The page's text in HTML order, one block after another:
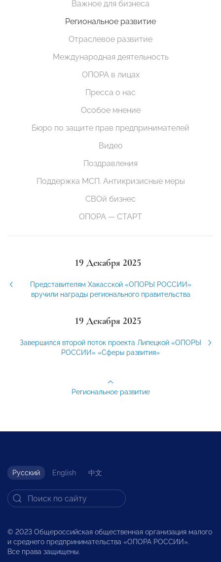
Важное для бизнеса
Региональное развитие
Отраслевое развитие
Международная деятельность
ОПОРА в лицах
Пресса о нас
Особое мнение
Бюро по защите прав предпринимателей
Видео
Поздравления
Поддержка МСП. Антикризисные меры
СВОй бизнес
ОПОРА — СТАРТ
19 Декабря 2025
Представителям Хакасской «ОПОРЫ РОССИИ»
вручили награды регионального правительства
19 Декабря 2025
Завершился второй поток проекта Липецкой «ОПОРЫ
РОССИИ» «Сферы развития»
Региональное развитие
Русский English 中文
© 2023 Общероссийская общественная организация малого
и среднего предпринимательства «ОПОРА РОССИИ».
Все права защищены.